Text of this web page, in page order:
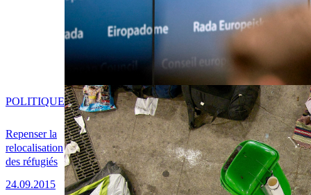
Repenser la
relocalisation
des réfugiés
24.09.2015
POLITIQUE